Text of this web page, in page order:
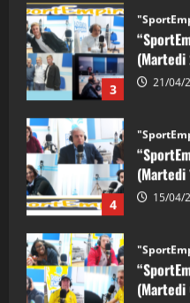
3
(Martedi
21/04/
4
(Martedi
15/04/
5 08/04/